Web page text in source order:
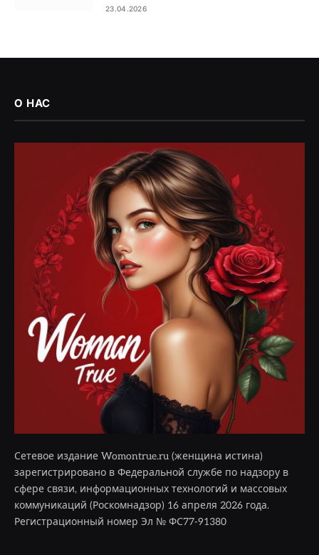
23.04.2026
О НАС
Сетевое издание Womontrue.ru (женщина истина)
зарегистрировано в Федеральной службе по надзору в
сфере связи, информационных технологий и массовых
коммуникаций (Роскомнадзор) 16 апреля 2026 года.
Регистрационный номер Эл № ФС77-91380